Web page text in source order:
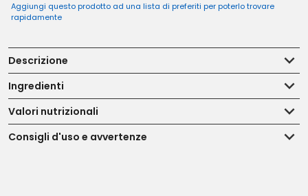
Aggiungi questo prodotto ad una lista di preferiti per poterlo trovare
rapidamente
Descrizione
Ingredienti
Valori nutrizionali
Consigli d'uso e avvertenze